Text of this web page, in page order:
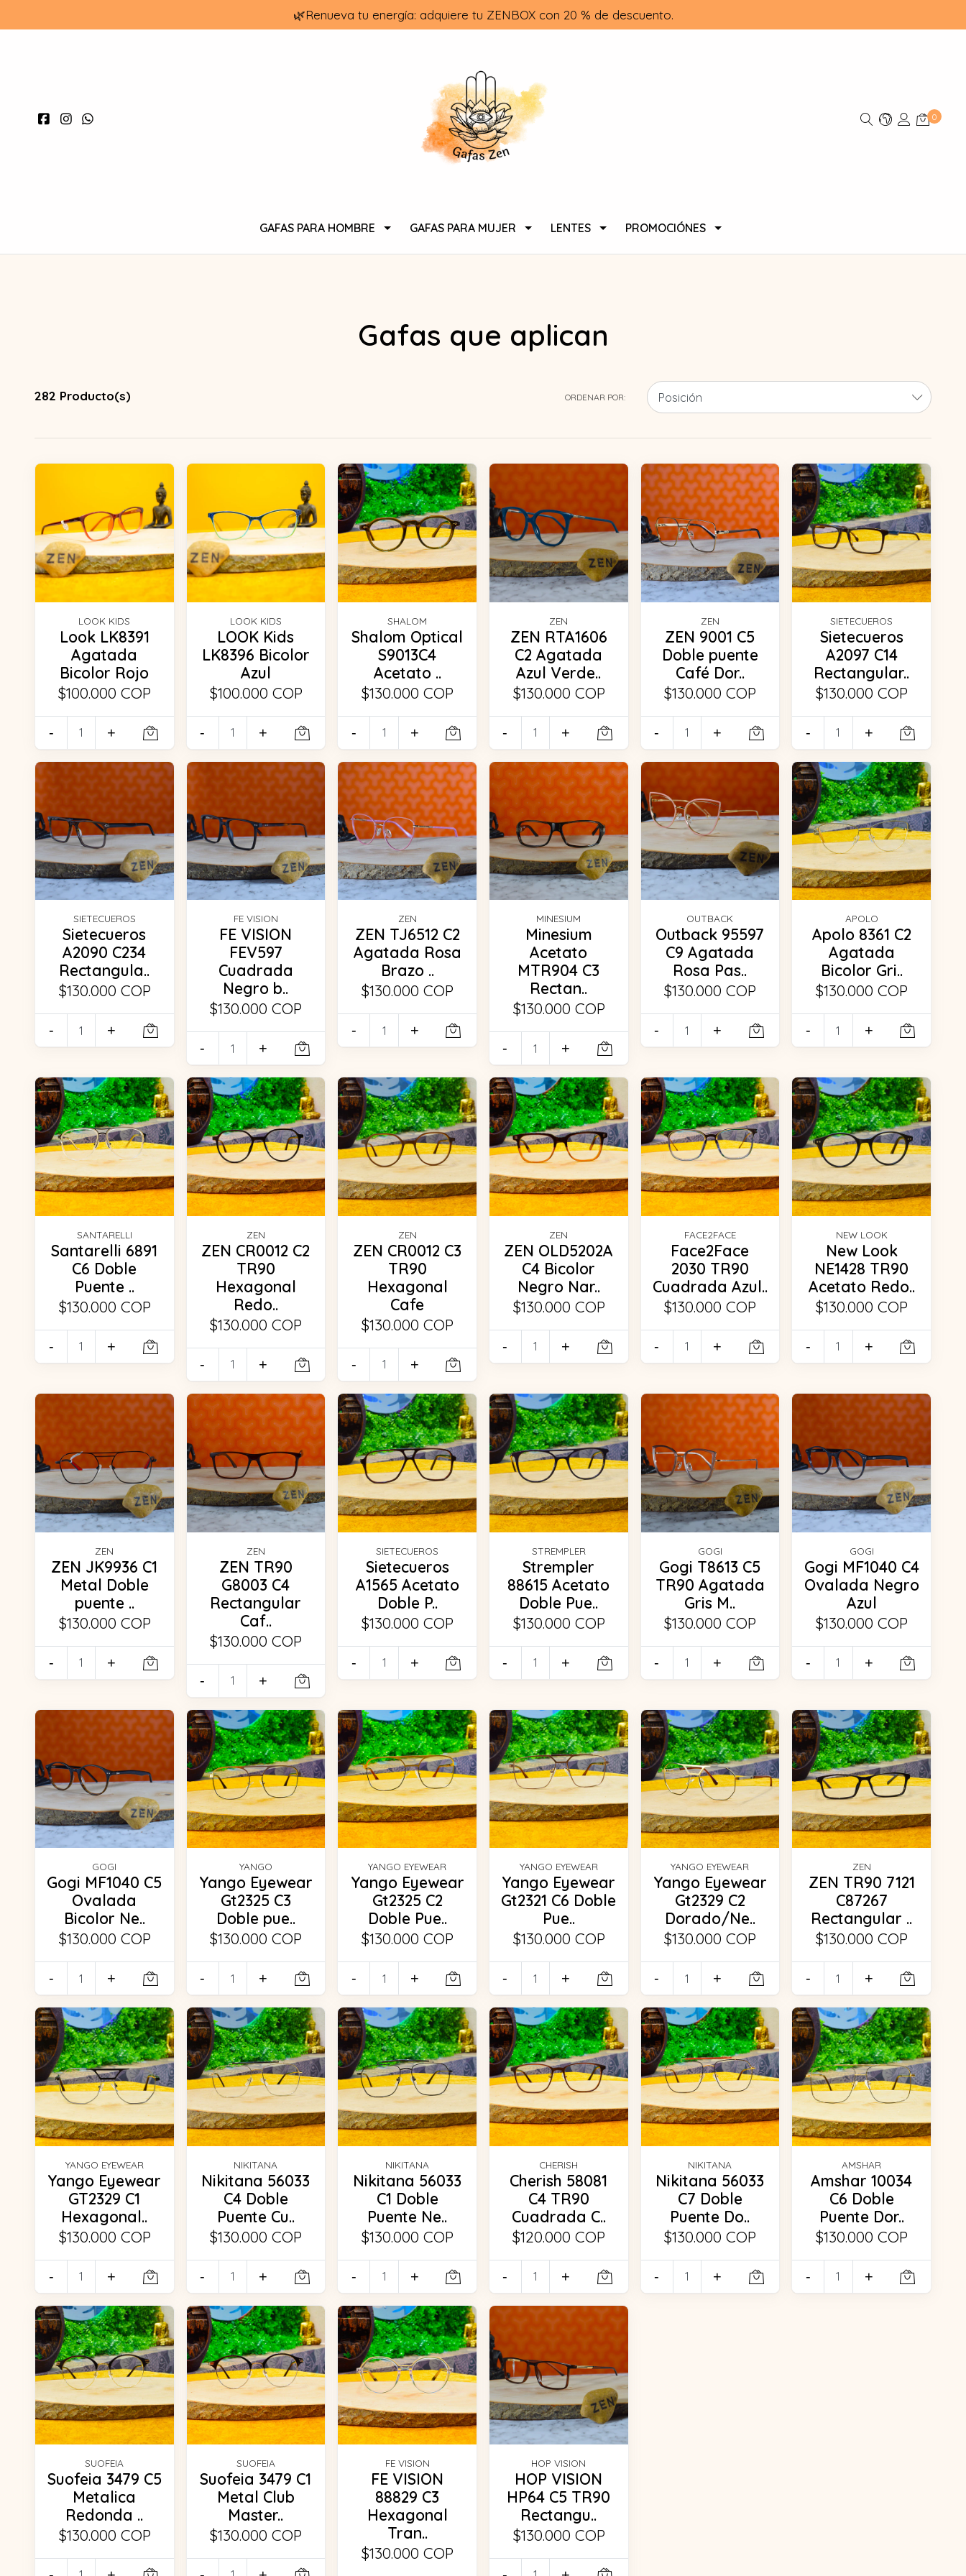
🌿Renueva tu energía: adquiere tu ZENBOX con 20 % de descuento.
0
GAFAS PARA HOMBRE GAFAS PARA MUJER LENTES PROMOCIÓNES
Gafas que aplican
282 Producto(s) ORDENAR POR:
LOOK KIDS
Look LK8391
Agatada
Bicolor Rojo
$100.000 COP
- +
LOOK KIDS
LOOK Kids
LK8396 Bicolor
Azul
$100.000 COP
- +
SHALOM
Shalom Optical
S9013C4
Acetato ..
$130.000 COP
- +
ZEN
ZEN RTA1606
C2 Agatada
Azul Verde..
$130.000 COP
- +
ZEN
ZEN 9001 C5
Doble puente
Café Dor..
$130.000 COP
- +
SIETECUEROS
Sietecueros
A2097 C14
Rectangular..
$130.000 COP
- +
SIETECUEROS
Sietecueros
A2090 C234
Rectangula..
$130.000 COP
- +
FE VISION
FE VISION
FEV597
Cuadrada
Negro b..
$130.000 COP
- +
ZEN
ZEN TJ6512 C2
Agatada Rosa
Brazo ..
$130.000 COP
- +
MINESIUM
Minesium
Acetato
MTR904 C3
Rectan..
$130.000 COP
- +
OUTBACK
Outback 95597
C9 Agatada
Rosa Pas..
$130.000 COP
- +
APOLO
Apolo 8361 C2
Agatada
Bicolor Gri..
$130.000 COP
- +
SANTARELLI
Santarelli 6891
C6 Doble
Puente ..
$130.000 COP
- +
ZEN
ZEN CR0012 C2
TR90
Hexagonal
Redo..
$130.000 COP
- +
ZEN
ZEN CR0012 C3
TR90
Hexagonal
Cafe
$130.000 COP
- +
ZEN
ZEN OLD5202A
C4 Bicolor
Negro Nar..
$130.000 COP
- +
FACE2FACE
Face2Face
2030 TR90
Cuadrada Azul..
$130.000 COP
- +
NEW LOOK
New Look
NE1428 TR90
Acetato Redo..
$130.000 COP
- +
ZEN
ZEN JK9936 C1
Metal Doble
puente ..
$130.000 COP
- +
ZEN
ZEN TR90
G8003 C4
Rectangular
Caf..
$130.000 COP
- +
SIETECUEROS
Sietecueros
A1565 Acetato
Doble P..
$130.000 COP
- +
STREMPLER
Strempler
88615 Acetato
Doble Pue..
$130.000 COP
- +
GOGI
Gogi T8613 C5
TR90 Agatada
Gris M..
$130.000 COP
- +
GOGI
Gogi MF1040 C4
Ovalada Negro
Azul
$130.000 COP
- +
GOGI
Gogi MF1040 C5
Ovalada
Bicolor Ne..
$130.000 COP
- +
YANGO
Yango Eyewear
Gt2325 C3
Doble pue..
$130.000 COP
- +
YANGO EYEWEAR
Yango Eyewear
Gt2325 C2
Doble Pue..
$130.000 COP
- +
YANGO EYEWEAR
Yango Eyewear
Gt2321 C6 Doble
Pue..
$130.000 COP
- +
YANGO EYEWEAR
Yango Eyewear
Gt2329 C2
Dorado/Ne..
$130.000 COP
- +
ZEN
ZEN TR90 7121
C87267
Rectangular ..
$130.000 COP
- +
YANGO EYEWEAR
Yango Eyewear
GT2329 C1
Hexagonal..
$130.000 COP
- +
NIKITANA
Nikitana 56033
C4 Doble
Puente Cu..
$130.000 COP
- +
NIKITANA
Nikitana 56033
C1 Doble
Puente Ne..
$130.000 COP
- +
CHERISH
Cherish 58081
C4 TR90
Cuadrada C..
$120.000 COP
- +
NIKITANA
Nikitana 56033
C7 Doble
Puente Do..
$130.000 COP
- +
AMSHAR
Amshar 10034
C6 Doble
Puente Dor..
$130.000 COP
- +
SUOFEIA
Suofeia 3479 C5
Metalica
Redonda ..
$130.000 COP
SUOFEIA
Suofeia 3479 C1
Metal Club
Master..
$130.000 COP
FE VISION
FE VISION
88829 C3
Hexagonal
Tran..
$130.000 COP
HOP VISION
HOP VISION
HP64 C5 TR90
Rectangu..
$130.000 COP